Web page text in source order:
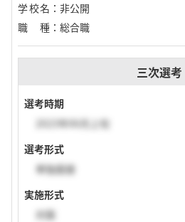
学校名 ： 非公開
職種 ： 総合職
三次選考
選考時期
2023年06月上旬
選考形式
単独面接
実施形式
対面